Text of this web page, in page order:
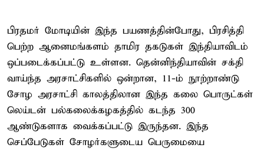
பிரதமர் மோடியின் இந்த பயணத்தின்போது, பிரசித்தி
பெற்ற ஆனைமங்களம் தாமிர தகடுகள் இந்தியாவிடம்
ஒப்படைக்கப்பட்டு உள்ளன. தென்னிந்தியாவின் சக்தி
வாய்ந்த அரசாட்சிகளில் ஒன்றான, 11-ம் நூற்றாண்டு
சோழ அரசாட்சி காலத்திலான இந்த கலை பொருட்கள்
லெய்டன் பல்கலைக்கழகத்தில் கடந்த 300
ஆண்டுகளாக வைக்கப்பட்டு இருந்தன. இந்த
செப்பேடுகள் சோழர்களுடைய பெருமையை